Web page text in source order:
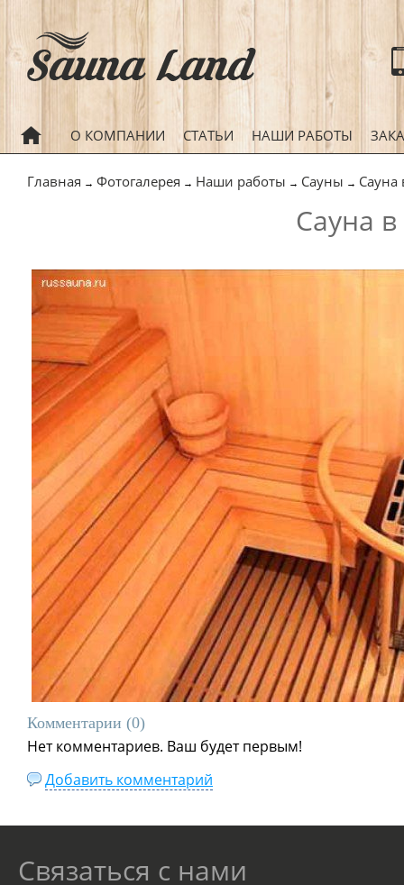
ГЛАВНАЯ О КОМПАНИИ СТАТЬИ НАШИ РАБОТЫ
Главная → Фотогалерея → Наши работы → Сауны → Сауна
Сауна
Комментарии (0)
Нет комментариев. Ваш будет первым!
Добавить комментарий
Связаться с нами